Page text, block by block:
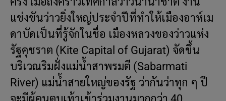
แข่งขันว่าวยิ่งใหญ่ประจำปีที่ทำให้เมืองอาห์เม
ดาบัดเป็นที่รู้จักในชื่อ เมืองหลวงของว่าวแห่ง
รัฐคุชราต (Kite Capital of Gujarat) จัดขึ้น
บริเวณริมฝั่งแม่น้ำสาพรมตี (Sabarmati
River) แม่น้ำสายใหญ่ของรัฐ ว่ากันว่าทุก ๆ ปี